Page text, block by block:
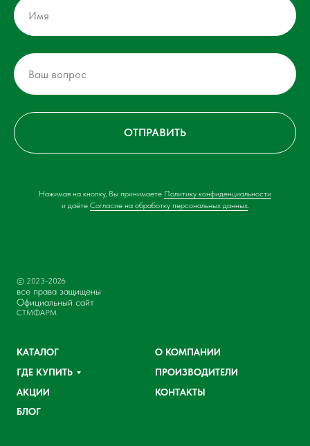
ОТПРАВИТЬ
Нажимая на кнопку, Вы принимаете Политику конфиденциальности
и даёте Согласие на обработку персональных данных.
© 2023-2026
все права защищены
Официальный сайт
СТМФАРМ
КАТАЛОГ
ГДЕ КУПИТЬ
АКЦИИ
БЛОГ
О КОМПАНИИ
ПРОИЗВОДИТЕЛИ
КОНТАКТЫ